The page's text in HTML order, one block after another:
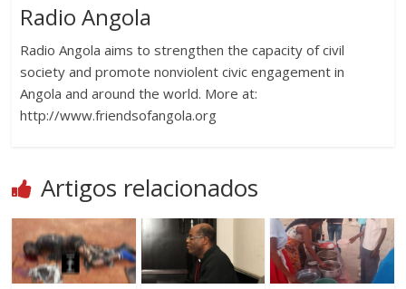
Radio Angola
Radio Angola aims to strengthen the capacity of civil
society and promote nonviolent civic engagement in
Angola and around the world. More at:
http://www.friendsofangola.org
Artigos relacionados